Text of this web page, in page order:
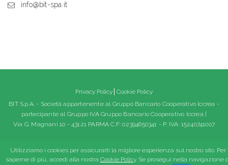
info@bit-spa.it
Privacy Policy Cookie Policy
BIT S.p.A. - Società appartenente al Gruppo Bancario Cooperativo Iccrea -
partecipante al Gruppo IVA Gruppo Bancario Cooperativo Iccrea |
Via G. Magnani 10 - 43121 PARMA C.F: 02394650341 - P. IVA: 15240741007
Utilizziamo i cookies per assicurarti la migliore esperienza sul nostro sito. Per
saperne di più, accedi alla nostra Cookie Policy. Se prosegui nella navigazione